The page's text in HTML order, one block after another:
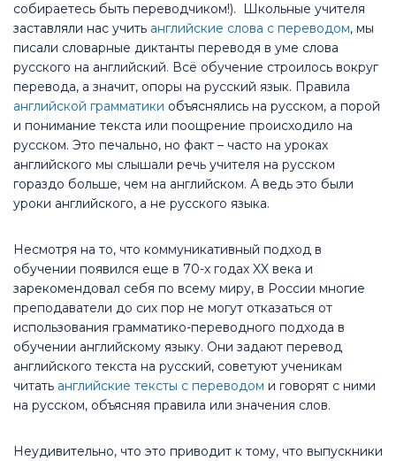
собираетесь быть переводчиком!). Школьные учителя
заставляли нас учить английские слова с переводом, мы
писали словарные диктанты переводя в уме слова
русского на английский. Всё обучение строилось вокруг
перевода, а значит, опоры на русский язык. Правила
английской грамматики объяснялись на русском, а порой
и понимание текста или поощрение происходило на
русском. Это печально, но факт – часто на уроках
английского мы слышали речь учителя на русском
гораздо больше, чем на английском. А ведь это были
уроки английского, а не русского языка.
Несмотря на то, что коммуникативный подход в
обучении появился еще в 70-х годах XX века и
зарекомендовал себя по всему миру, в России многие
преподаватели до сих пор не могут отказаться от
использования грамматико-переводного подхода в
обучении английскому языку. Они задают перевод
английского текста на русский, советуют ученикам
читать английские тексты с переводом и говорят с ними
на русском, объясняя правила или значения слов.
Неудивительно, что это приводит к тому, что выпускники